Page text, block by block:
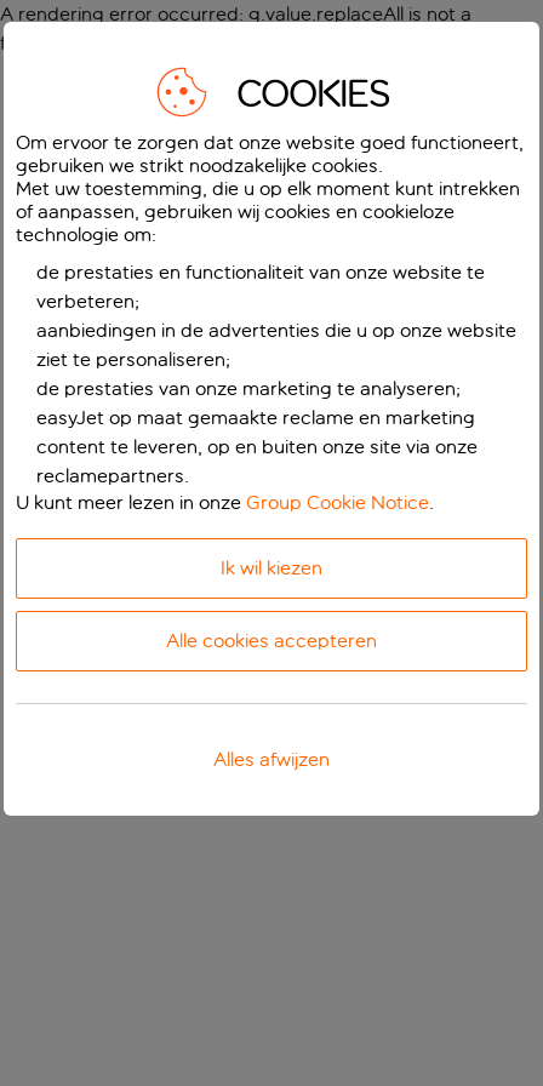
A rendering error occurred: g.value.replaceAll is not a
function
COOKIES
Om ervoor te zorgen dat onze website goed functioneert,
gebruiken we strikt noodzakelijke cookies.
Met uw toestemming, die u op elk moment kunt intrekken
of aanpassen, gebruiken wij cookies en cookieloze
technologie om:
de prestaties en functionaliteit van onze website te
verbeteren;
aanbiedingen in de advertenties die u op onze website
ziet te personaliseren;
de prestaties van onze marketing te analyseren;
easyJet op maat gemaakte reclame en marketing
content te leveren, op en buiten onze site via onze
reclamepartners.
U kunt meer lezen in onzeGroup Cookie Notice.
Ik wil kiezen
Alle cookies accepteren
Alles afwijzen